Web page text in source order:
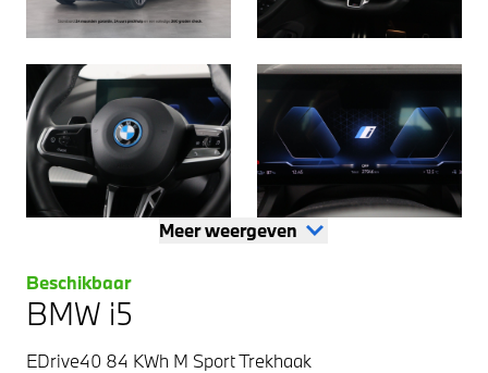
Meer weergeven
Beschikbaar
BMW i5
EDrive40 84 KWh M Sport Trekhaak